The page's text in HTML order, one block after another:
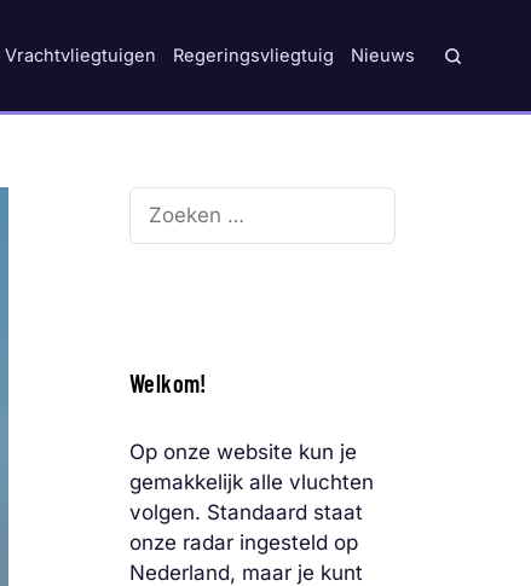
Vrachtvliegtuigen Regeringsvliegtuig Nieuws
Zoek
Welkom!
Op onze website kun je
gemakkelijk alle vluchten
volgen. Standaard staat
onze radar ingesteld op
Nederland, maar je kunt